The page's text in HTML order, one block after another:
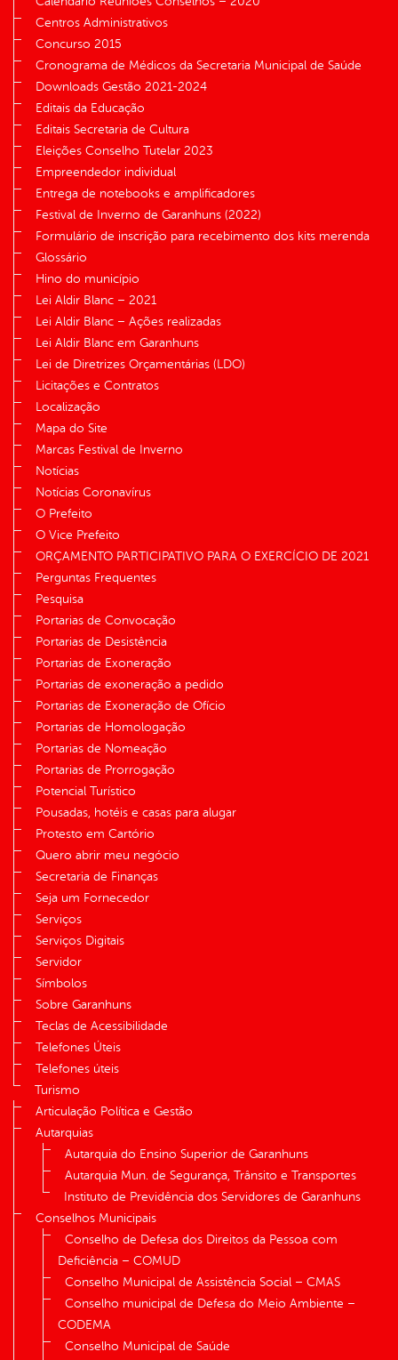
Centros Administrativos
Concurso 2015
Cronograma de Médicos da Secretaria Municipal de Saúde
Downloads Gestão 2021-2024
Editais da Educação
Editais Secretaria de Cultura
Eleições Conselho Tutelar 2023
Empreendedor individual
Entrega de notebooks e amplificadores
Festival de Inverno de Garanhuns (2022)
Formulário de inscrição para recebimento dos kits merenda
Glossário
Hino do município
Lei Aldir Blanc – 2021
Lei Aldir Blanc – Ações realizadas
Lei Aldir Blanc em Garanhuns
Lei de Diretrizes Orçamentárias (LDO)
Licitações e Contratos
Localização
Mapa do Site
Marcas Festival de Inverno
Notícias
Notícias Coronavírus
O Prefeito
O Vice Prefeito
ORÇAMENTO PARTICIPATIVO PARA O EXERCÍCIO DE 2021
Perguntas Frequentes
Pesquisa
Portarias de Convocação
Portarias de Desistência
Portarias de Exoneração
Portarias de exoneração a pedido
Portarias de Exoneração de Ofício
Portarias de Homologação
Portarias de Nomeação
Portarias de Prorrogação
Potencial Turístico
Pousadas, hotéis e casas para alugar
Protesto em Cartório
Quero abrir meu negócio
Secretaria de Finanças
Seja um Fornecedor
Serviços
Serviços Digitais
Servidor
Símbolos
Sobre Garanhuns
Teclas de Acessibilidade
Telefones Úteis
Telefones úteis
Turismo
Articulação Política e Gestão
Autarquias
Autarquia do Ensino Superior de Garanhuns
Autarquia Mun. de Segurança, Trânsito e Transportes
Instituto de Previdência dos Servidores de Garanhuns
Conselhos Municipais
Conselho de Defesa dos Direitos da Pessoa com
Deficiência – COMUD
Conselho Municipal de Assistência Social – CMAS
Conselho municipal de Defesa do Meio Ambiente –
CODEMA
Conselho Municipal de Saúde